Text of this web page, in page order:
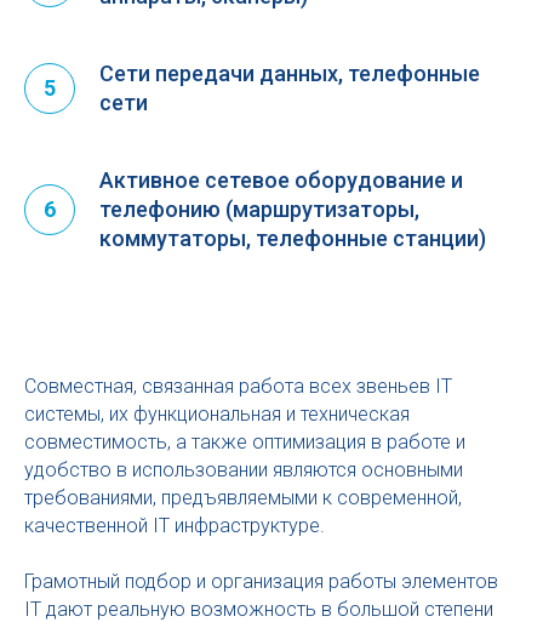
5
Сети передачи данных, телефонные
сети
6
Активное сетевое оборудование и
телефонию (маршрутизаторы,
коммутаторы, телефонные станции)
Совместная, связанная работа всех звеньев IT
системы, их функциональная и техническая
совместимость, а также оптимизация в работе и
удобство в использовании являются основными
требованиями, предъявляемыми к современной,
качественной IT инфраструктуре.
Грамотный подбор и организация работы элементов
IT дают реальную возможность в большой степени